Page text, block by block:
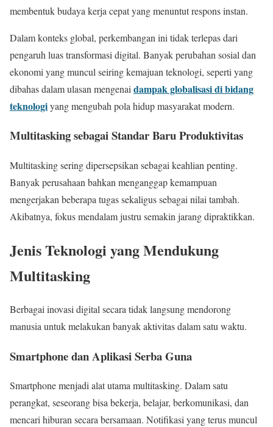
membentuk budaya kerja cepat yang menuntut respons instan.
Dalam konteks global, perkembangan ini tidak terlepas dari
pengaruh luas transformasi digital. Banyak perubahan sosial dan
ekonomi yang muncul seiring kemajuan teknologi, seperti yang
dibahas dalam ulasan mengenai dampak globalisasi di bidang
teknologiyang mengubah pola hidup masyarakat modern.
Multitasking sebagai Standar Baru Produktivitas
Multitasking sering dipersepsikan sebagai keahlian penting.
Banyak perusahaan bahkan menganggap kemampuan
mengerjakan beberapa tugas sekaligus sebagai nilai tambah.
Akibatnya, fokus mendalam justru semakin jarang dipraktikkan.
Jenis Teknologi yang Mendukung
Multitasking
Berbagai inovasi digital secara tidak langsung mendorong
manusia untuk melakukan banyak aktivitas dalam satu waktu.
Smartphone dan Aplikasi Serba Guna
Smartphone menjadi alat utama multitasking. Dalam satu
perangkat, seseorang bisa bekerja, belajar, berkomunikasi, dan
mencari hiburan secara bersamaan. Notifikasi yang terus muncul